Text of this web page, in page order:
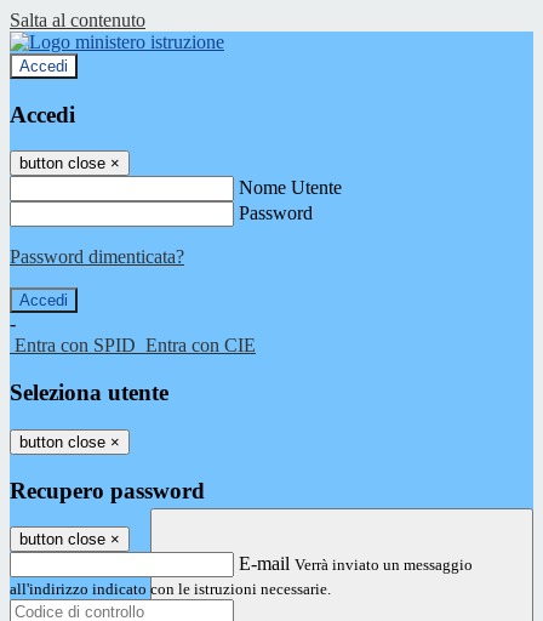
Salta al contenuto
Accedi
Accedi
button close ×
Nome Utente
Password
Password dimenticata?
-
Entra con SPID Entra con CIE
Seleziona utente
button close ×
Recupero password
button close ×
E-mail Verrà inviato un messaggio
all'indirizzo indicato con le istruzioni necessarie.